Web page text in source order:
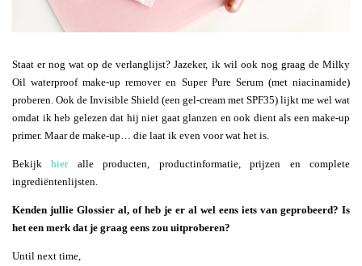
Staat er nog wat op de verlanglijst? Jazeker, ik wil ook nog graag de Milky
Oil waterproof make-up remover en Super Pure Serum (met niacinamide)
proberen. Ook de Invisible Shield (een gel-cream met SPF35) lijkt me wel wat
omdat ik heb gelezen dat hij niet gaat glanzen en ook dient als een make-up
primer. Maar de make-up… die laat ik even voor wat het is.
Bekijkhieralle producten, productinformatie, prijzen en complete
ingrediëntenlijsten.
Kenden jullie Glossier al, of heb je er al wel eens iets van geprobeerd? Is
het een merk dat je graag eens zou uitproberen?
Until next time,